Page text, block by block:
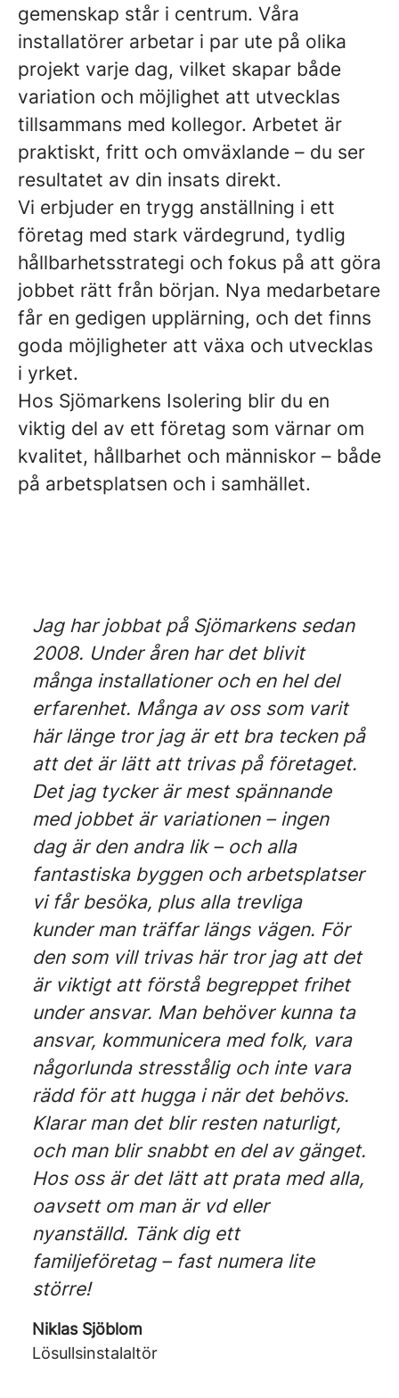
gemenskap står i centrum. Våra
installatörer arbetar i par ute på olika
projekt varje dag, vilket skapar både
variation och möjlighet att utvecklas
tillsammans med kollegor. Arbetet är
praktiskt, fritt och omväxlande – du ser
resultatet av din insats direkt.
Vi erbjuder en trygg anställning i ett
företag med stark värdegrund, tydlig
hållbarhetsstrategi och fokus på att göra
jobbet rätt från början. Nya medarbetare
får en gedigen upplärning, och det finns
goda möjligheter att växa och utvecklas
i yrket.
Hos Sjömarkens Isolering blir du en
viktig del av ett företag som värnar om
kvalitet, hållbarhet och människor – både
på arbetsplatsen och i samhället.
Jag har jobbat på Sjömarkens sedan
2008. Under åren har det blivit
många installationer och en hel del
erfarenhet. Många av oss som varit
här länge tror jag är ett bra tecken på
att det är lätt att trivas på företaget.
Det jag tycker är mest spännande
med jobbet är variationen – ingen
dag är den andra lik – och alla
fantastiska byggen och arbetsplatser
vi får besöka, plus alla trevliga
kunder man träffar längs vägen. För
den som vill trivas här tror jag att det
är viktigt att förstå begreppet frihet
under ansvar. Man behöver kunna ta
ansvar, kommunicera med folk, vara
någorlunda stresstålig och inte vara
rädd för att hugga i när det behövs.
Klarar man det blir resten naturligt,
och man blir snabbt en del av gänget.
Hos oss är det lätt att prata med alla,
oavsett om man är vd eller
nyanställd. Tänk dig ett
familjeföretag – fast numera lite
större!
Niklas Sjöblom
Lösullsinstalaltör